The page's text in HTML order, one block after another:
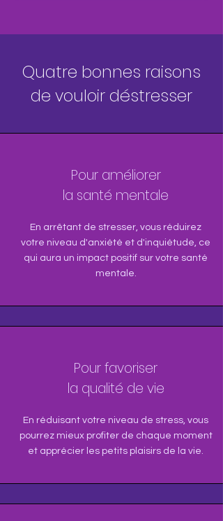
Quatre bonnes raisons
de vouloir déstresser
Pour améliorer
la santé mentale
En arrêtant de stresser, vous réduirez
votre niveau d'anxiété et d'inquiétude, ce
qui aura un impact positif sur votre santé
mentale.
Pour favoriser
la qualité de vie
En réduisant votre niveau de stress, vous
pourrez mieux profiter de chaque moment
et apprécier les petits plaisirs de la vie.